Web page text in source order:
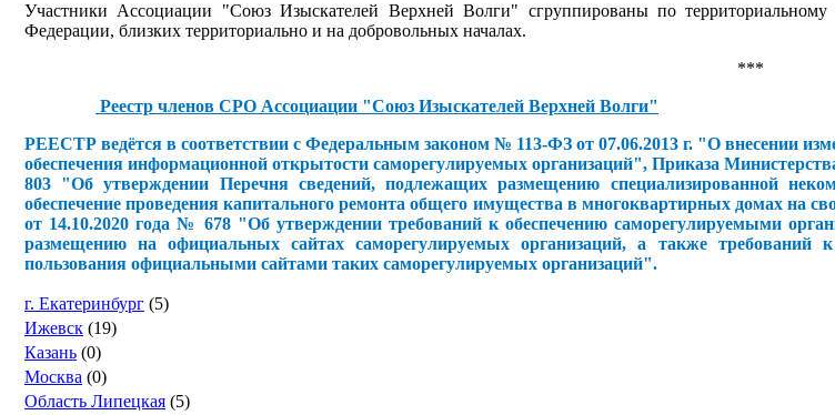
Участники Ассоциации "Союз Изыскателей Верхней Волги" сгруппированы по
Федерации, близких территориально и на добровольных началах.
***
Реестр членов СРО Ассоциации "Союз Изыскателей Верхней Волги"
РЕЕСТР ведётся в соответствии с Федеральным законом № 113-ФЗ от 07.06.2013 г. "О внесении
обеспечения информационной открытости саморегулируемых организаций", Приказа
803 "Об утверждении Перечня сведений, подлежащих размещению специализированной
обеспечение проведения капитального ремонта общего имущества в многоквартирных домах на
от 14.10.2020 года № 678 "Об утверждении требований к обеспечению саморегулируемыми
размещению на официальных сайтах саморегулируемых организаций, а также требований
пользования официальными сайтами таких саморегулируемых организаций".
г. Екатеринбург (5)
Ижевск (19)
Казань (0)
Москва (0)
Область Липецкая (5)